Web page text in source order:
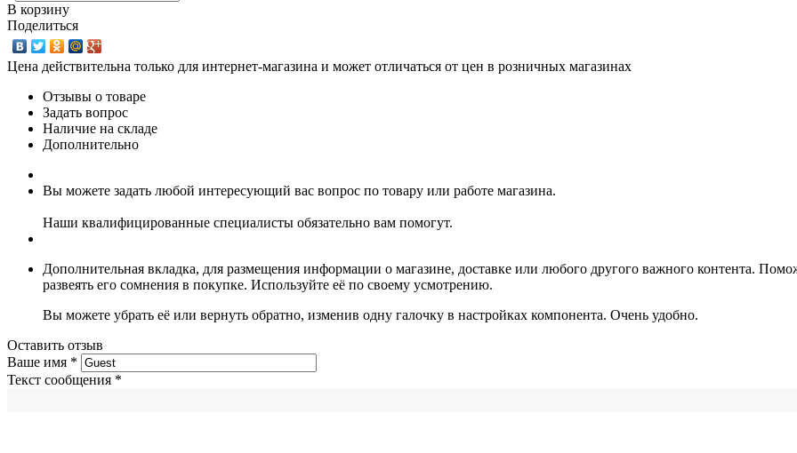
В корзину
Поделиться
Цена действительна только для интернет-магазина и может отличаться от цен в розничных магазинах
Отзывы о товаре
Задать вопрос
Наличие на складе
Дополнительно
Вы можете задать любой интересующий вас вопрос по товару или работе магазина.
Наши квалифицированные специалисты обязательно вам помогут.
Дополнительная вкладка, для размещения информации о магазине, доставке или любого другого важного контента.
развеять его сомнения в покупке. Используйте её по своему усмотрению.
Вы можете убрать её или вернуть обратно, изменив одну галочку в настройках компонента. Очень удобно.
Оставить отзыв
Ваше имя *
Текст сообщения *